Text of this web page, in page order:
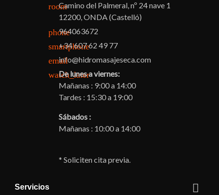
roomCamino del Palmeral, nº 24 nave 1
12200, ONDA (Castelló)
phone964063672
smartphone
+34 607 62 49 77
emailinfo@hidromasajeseca.com
watch_later
De lunes a viernes:
Mañanas : 9:00 a 14:00
Tardes : 15:30 a 19:00
Sábados :
Mañanas : 10:00 a 14:00
* Soliciten cita previa.
Servicios 